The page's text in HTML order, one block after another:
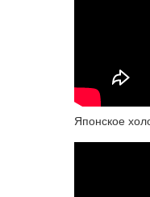
Японское